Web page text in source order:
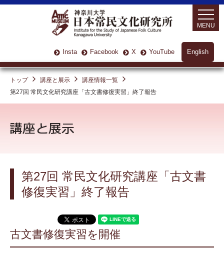
English
Insta Facebook X YouTube
MENU
トップ 講座と展示
講座情報一覧
第27回 常民文化研究講座「古文書修復実習」終了報告
第27回 常民文化研究講座「古文書
修復実習」終了報告
古文書修復実習を開催